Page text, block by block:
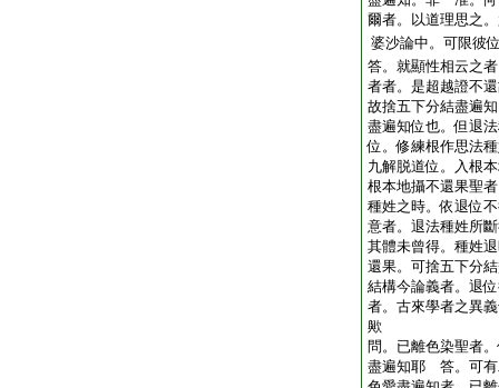
爾者。以道理思之
婆沙論中。可限彼
答。就顯性相云之
者者。是超越證不
故捨五下分結盡遍
盡遍知位也。但退
位。修練根作思法
九解脱道位。入根
根本地攝不還果聖
種姓之時。依退位
意者。退法種姓所
其體未曾得。種姓
還果。可捨五下分
結構今論義者。退
者。古來學者之異
歟
問。已離色染聖者
盡遍知耶 答。可有